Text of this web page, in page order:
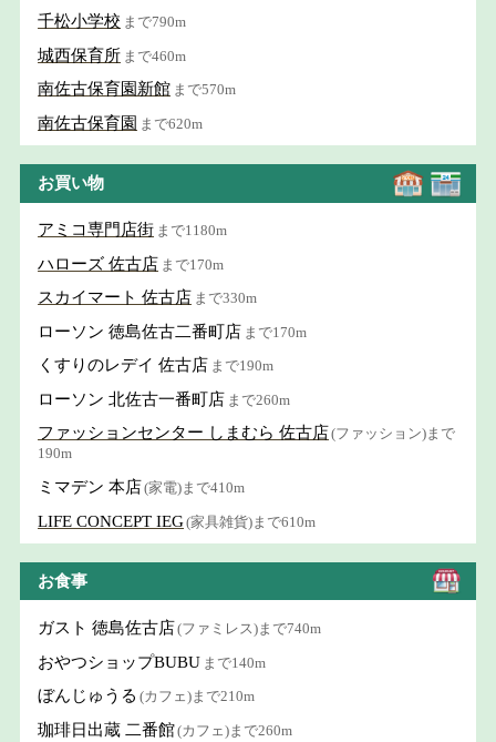
千松小学校 まで790m
城西保育所 まで460m
南佐古保育園新館 まで570m
南佐古保育園 まで620m
お買い物
アミコ専門店街 まで1180m
ハローズ 佐古店 まで170m
スカイマート 佐古店 まで330m
ローソン 徳島佐古二番町店 まで170m
くすりのレデイ 佐古店 まで190m
ローソン 北佐古一番町店 まで260m
ファッションセンター しまむら 佐古店(ファッション)まで
190m
ミマデン 本店(家電)まで410m
LIFE CONCEPT IEG(家具雑貨)まで610m
お食事
ガスト 徳島佐古店(ファミレス)まで740m
おやつショップBUBU まで140m
ぼんじゅうる (カフェ)まで210m
珈琲日出蔵 二番館(カフェ)まで260m